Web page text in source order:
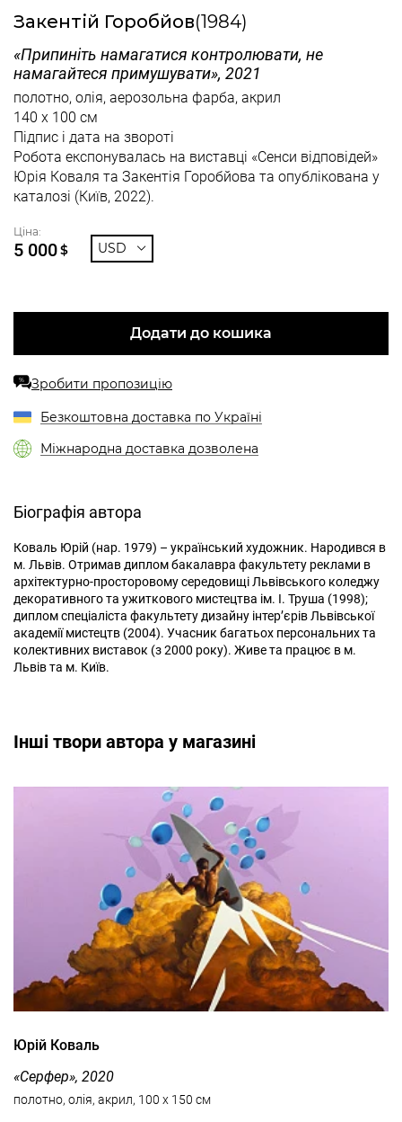
Закентій Горобйов(1984)
«Припиніть намагатися контролювати, не
намагайтеся примушувати», 2021
полотно, олія, аерозольна фарба, акрил
140 x 100 см
Підпис і дата на звороті
Робота експонувалась на виставці «Сенси відповідей»
Юрія Коваля та Закентія Горобйова та опублікована у
каталозі (Київ, 2022).
Ціна:
5 000$ USD
Додати до кошика
% Зробити пропозицію
Безкоштовна доставка по Україні
Міжнародна доставка дозволена
Біографія автора
Коваль Юрій (нар. 1979) – український художник. Народився в
м. Львів. Отримав диплом бакалавра факультету реклами в
архітектурно-просторовому середовищі Львівського коледжу
декоративного та ужиткового мистецтва ім. І. Труша (1998);
диплом спеціаліста факультету дизайну інтер’єрів Львівської
академії мистецтв (2004). Учасник багатьох персональних та
колективних виставок (з 2000 року). Живе та працює в м.
Львів та м. Київ.
Інші твори автора у магазині
Юрій Коваль
«Серфер», 2020
полотно, олія, акрил, 100 x 150 см